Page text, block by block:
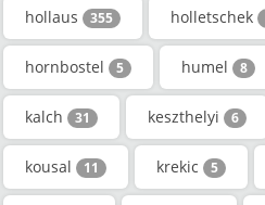
hollaus 355 holletschek
hornbostel 5 humel 8
kalch 31 keszthelyi 6
kousal 11 krekic 5